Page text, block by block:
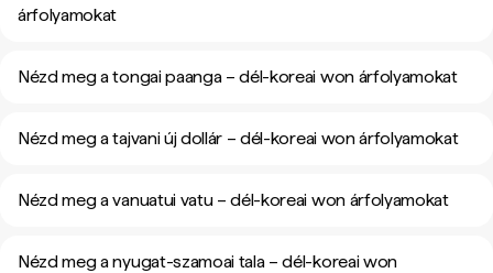
árfolyamokat
Nézd meg a tongai paanga – dél-koreai won árfolyamokat
Nézd meg a tajvani új dollár – dél-koreai won árfolyamokat
Nézd meg a vanuatui vatu – dél-koreai won árfolyamokat
Nézd meg a nyugat-szamoai tala – dél-koreai won